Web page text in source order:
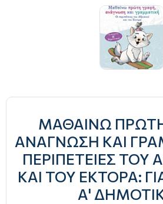
ΜΑΘΑΙΝΩ
ΑΝΑΓΝΩΣΗ ΚΑΙ
ΠΕΡΙΠΕΤΕΙΕΣ ΤΟΥ
ΚΑΙ ΤΟΥ ΕΚΤΟΡΑ:
Α'